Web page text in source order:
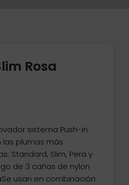
Rosa
sistema Push-In
plumas más
Standard, Slim, Pera y
de 3 cañas de nylon
usan en combinación